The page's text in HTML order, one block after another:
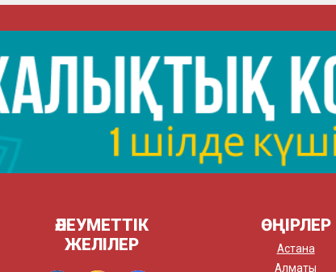
ӘЛЕУМЕТТІК
ЖЕЛІЛЕР
ӨҢІРЛЕР
Астана
Алматы